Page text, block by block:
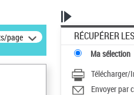
page RÉCUPÉRER
Ma sélection
Télécharger/
Envoyer par